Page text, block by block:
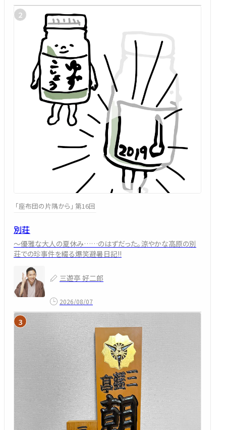
「座布団の片隅から」 第16回
別荘
～優雅な大人の夏休み……のはずだった。涼やかな高原の別
荘での珍事件を綴る爆笑避暑日記!!
三遊亭 好二郎
2026/08/07